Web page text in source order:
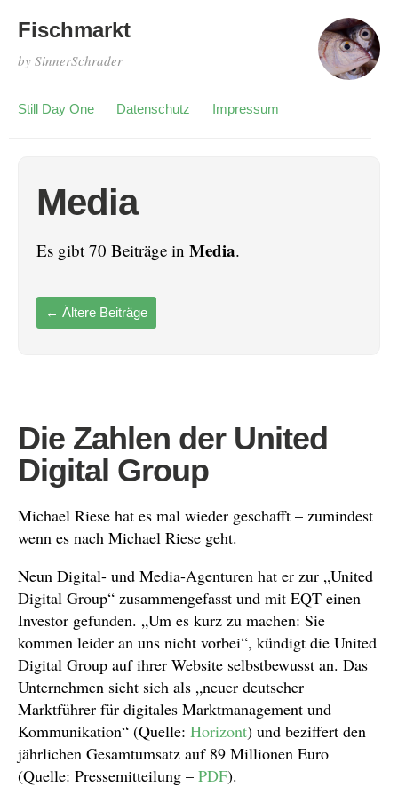
Fischmarkt
by SinnerSchrader
Still Day One Datenschutz Impressum
Media
Es gibt 70 Beiträge in Media.
← Ältere Beiträge
Die Zahlen der United
Digital Group
Michael Riese hat es mal wieder geschafft – zumindest
wenn es nach Michael Riese geht.
Neun Digital- und Media-Agenturen hat er zur „United
Digital Group“ zusammengefasst und mit EQT einen
Investor gefunden. „Um es kurz zu machen: Sie
kommen leider an uns nicht vorbei“, kündigt die United
Digital Group auf ihrer Website selbstbewusst an. Das
Unternehmen sieht sich als „neuer deutscher
Marktführer für digitales Marktmanagement und
Kommunikation“ (Quelle: Horizont) und beziffert den
jährlichen Gesamtumsatz auf 89 Millionen Euro
(Quelle: Pressemitteilung – PDF).